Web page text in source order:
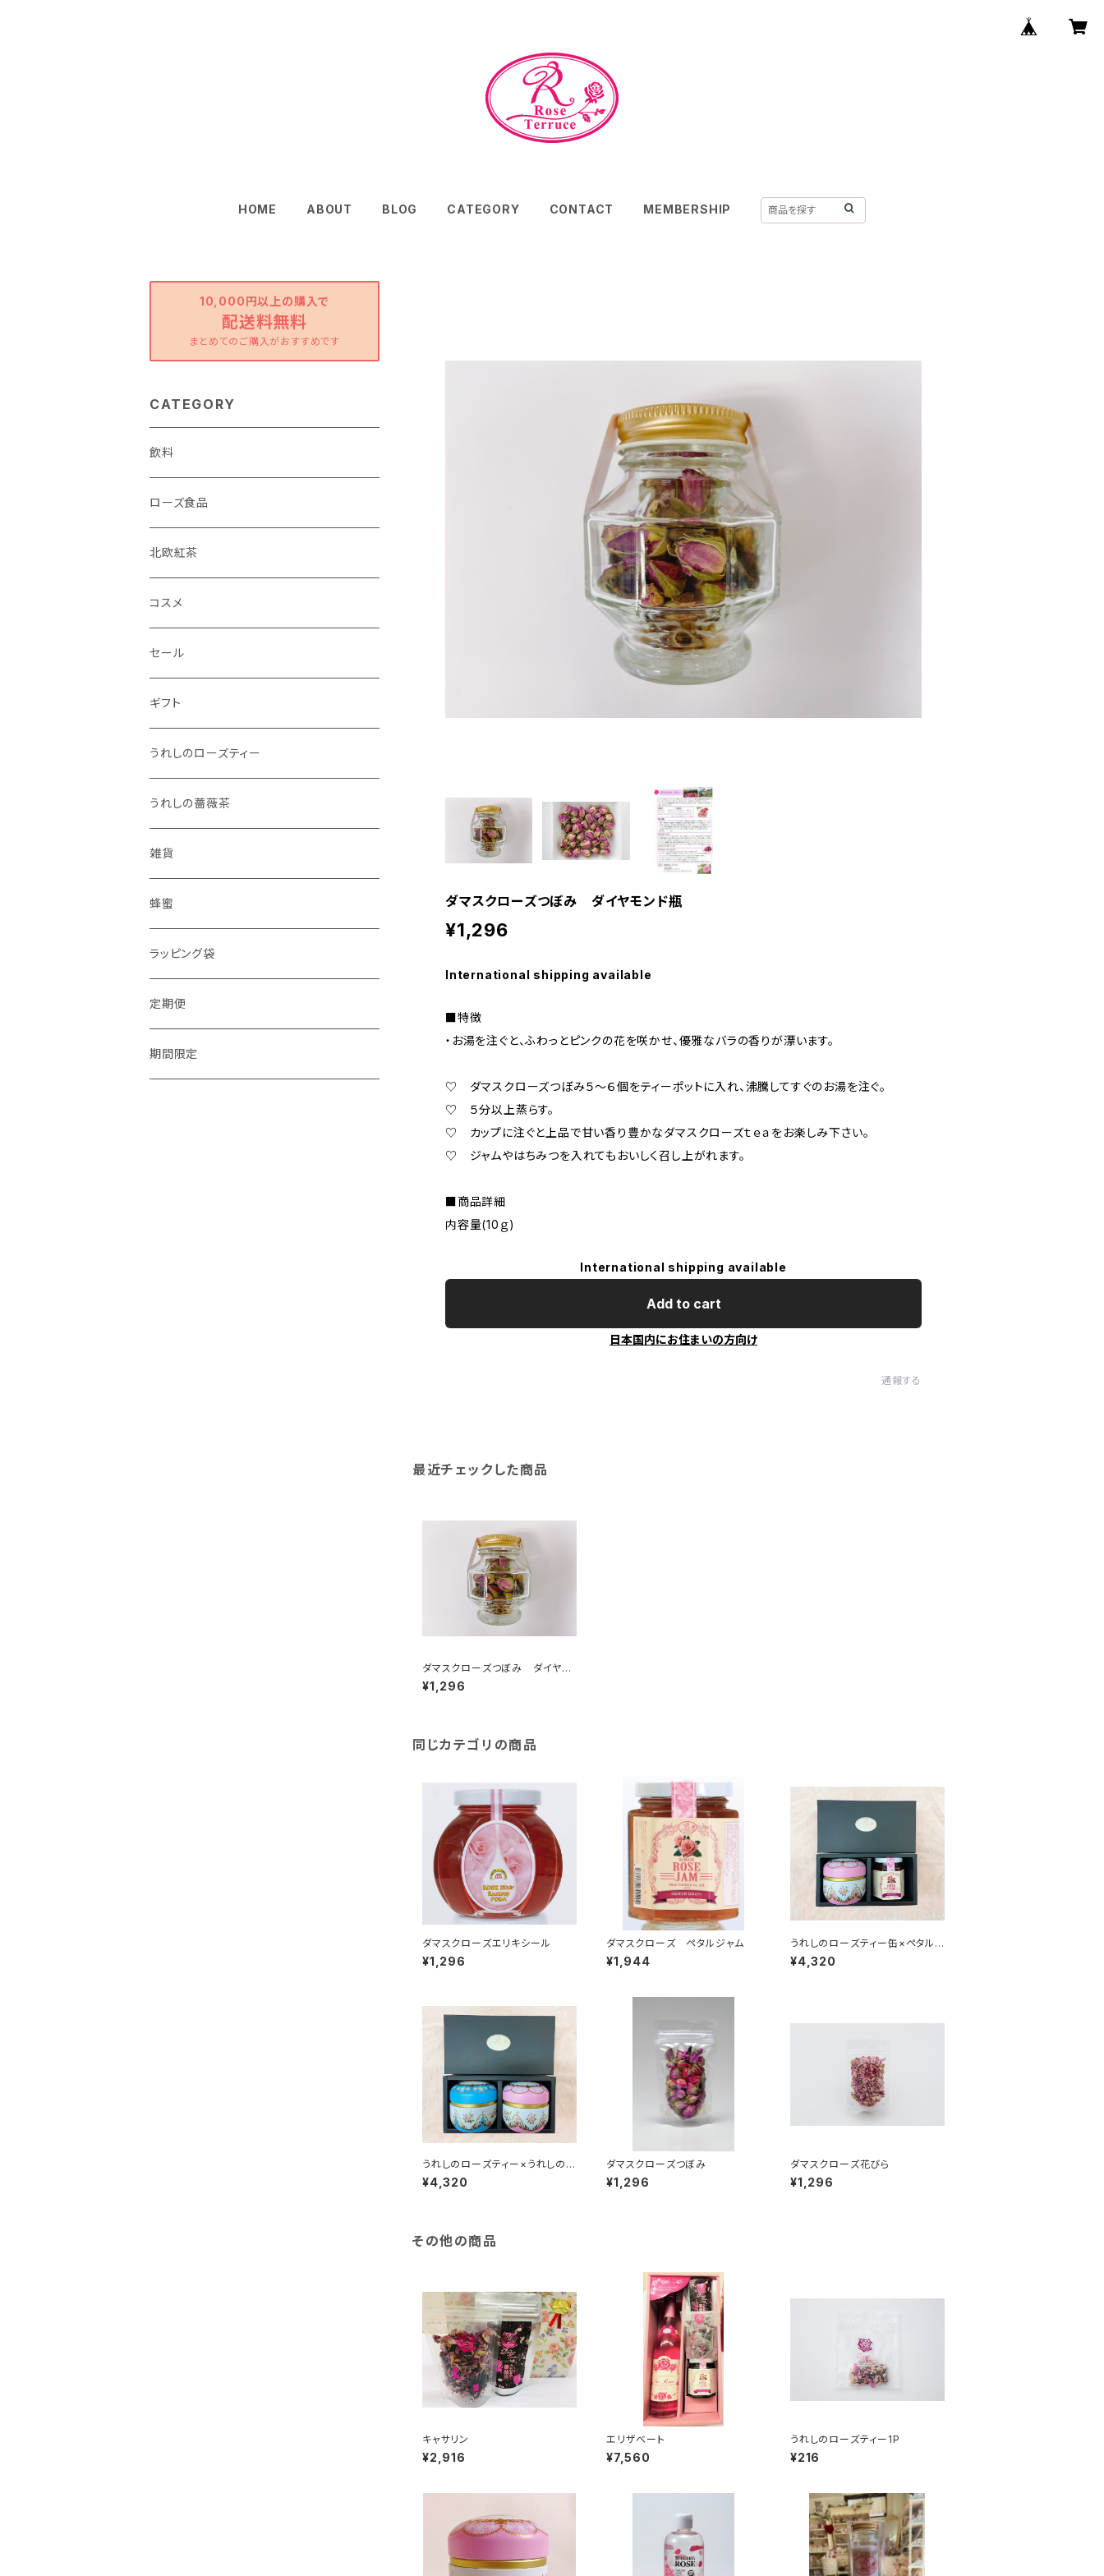
HOME ABOUT BLOG CATEGORY CONTACT MEMBERSHIP
ダマスクローズつぼみ ダイヤモンド瓶
¥1,296
International shipping available
■特徴
・お湯を注ぐと、ふわっとピンクの花を咲かせ、優雅なバラの香りが漂います。
♡ ダマスクローズつぼみ５～６個をティーポットに入れ、沸騰してすぐのお湯を注ぐ。
♡ ５分以上蒸らす。
♡ カップに注ぐと上品で甘い香り豊かなダマスクローズｔｅａをお楽しみ下さい。
♡ ジャムやはちみつを入れてもおいしく召し上がれます。
■商品詳細
内容量(10ｇ)
International shipping available
Add to cart
日本国内にお住まいの方向け
通報する
最近チェックした商品
ダマスクローズつぼみ ダイヤモ
ンド瓶
¥1,296
同じカテゴリの商品
ダマスクローズエリキシール
¥1,296
ダマスクローズ ペタルジャム
¥1,944
うれしのローズティー缶×ペタル
ジャム ギフトセット
¥4,320
うれしのローズティー×うれしの薔
薇茶 ローズ缶ギフトセット
¥4,320
ダマスクローズつぼみ
¥1,296
ダマスクローズ花びら
¥1,296
その他の商品
キャサリン
¥2,916
エリザベート
¥7,560
うれしのローズティー1P
¥216
10,000円以上の購入で
配送料無料
まとめてのご購入がおすすめです
CATEGORY
飲料
ローズ食品
北欧紅茶
コスメ
セール
ギフト
うれしのローズティー
うれしの薔薇茶
雑貨
蜂蜜
ラッピング袋
定期便
期間限定